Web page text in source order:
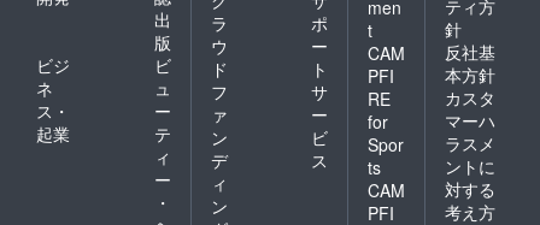
出
版
ビジ
ネ
ス・
起業
ビ
ュ
ー
テ
ィ
ー
・
ラ
ウ
ド
フ
ァ
ン
デ
ィ
ン
ポ
ー
ト
サ
ー
ビ
ス
men
t
CAM
PFI
RE
for
Spor
ts
CAM
PFI
ティ方
針
反社基
本方針
カスタ
マーハ
ラスメ
ントに
対する
考え方